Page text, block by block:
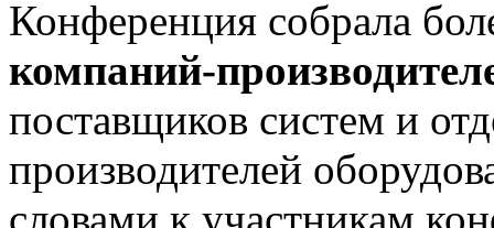
Конференция собрала
компаний-
поставщиков систем и
производителей